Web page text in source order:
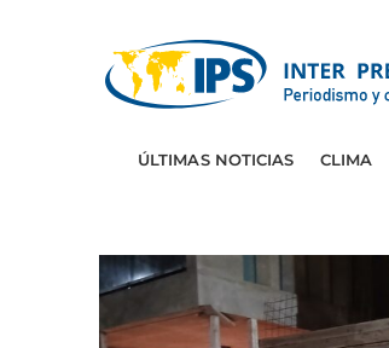
ÚLTIMAS NOTICIAS CLIMA